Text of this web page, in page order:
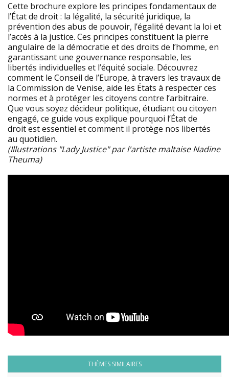
Cette brochure explore les principes fondamentaux de
l’État de droit : la légalité, la sécurité juridique, la
prévention des abus de pouvoir, l’égalité devant la loi et
l’accès à la justice. Ces principes constituent la pierre
angulaire de la démocratie et des droits de l’homme, en
garantissant une gouvernance responsable, les
libertés individuelles et l’équité sociale. Découvrez
comment le Conseil de l’Europe, à travers les travaux de
la Commission de Venise, aide les États à respecter ces
normes et à protéger les citoyens contre l’arbitraire.
Que vous soyez décideur politique, étudiant ou citoyen
engagé, ce guide vous explique pourquoi l’État de
droit est essentiel et comment il protège nos libertés
au quotidien.
(Illustrations "Lady Justice" par l'artiste maltaise Nadine
Theuma)
THÈMES SIMILAIRES